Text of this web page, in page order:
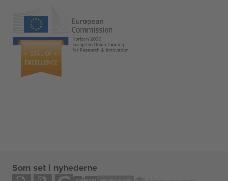
Som set i nyhederne